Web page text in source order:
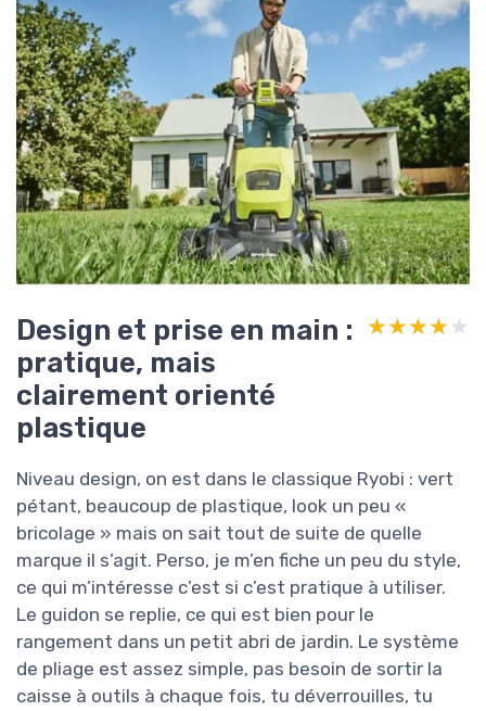
Design et prise en main :
pratique, mais
clairement orienté
plastique
★★★★★
★★★★★
Niveau design, on est dans le classique Ryobi : vert
pétant, beaucoup de plastique, look un peu «
bricolage » mais on sait tout de suite de quelle
marque il s’agit. Perso, je m’en fiche un peu du style,
ce qui m’intéresse c’est si c’est pratique à utiliser.
Le guidon se replie, ce qui est bien pour le
rangement dans un petit abri de jardin. Le système
de pliage est assez simple, pas besoin de sortir la
caisse à outils à chaque fois, tu déverrouilles, tu